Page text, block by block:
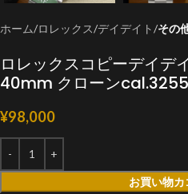
ホーム ロレックス デイデイト その
ロレックスコピーデイ
40mm クローンcal.3255
¥98,000
お買い物